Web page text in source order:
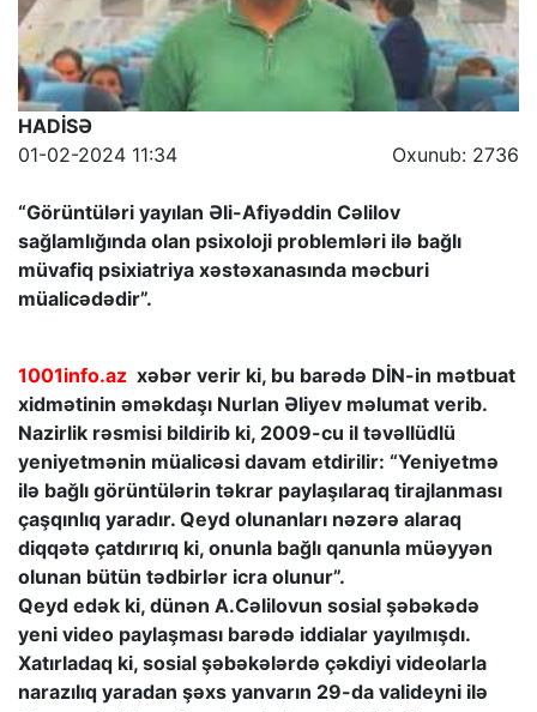
HADİSƏ
Oxunub: 2736
01-02-2024 11:34
“Görüntüləri yayılan Əli-Afiyəddin Cəlilov
sağlamlığında olan psixoloji problemləri ilə bağlı
müvafiq psixiatriya xəstəxanasında məcburi
müalicədədir”.
1001info.az xəbər verir ki, bu barədə DİN-in mətbuat
xidmətinin əməkdaşı Nurlan Əliyev məlumat verib.
Nazirlik rəsmisi bildirib ki, 2009-cu il təvəllüdlü
yeniyetmənin müalicəsi davam etdirilir: “Yeniyetmə
ilə bağlı görüntülərin təkrar paylaşılaraq tirajlanması
çaşqınlıq yaradır. Qeyd olunanları nəzərə alaraq
diqqətə çatdırırıq ki, onunla bağlı qanunla müəyyən
olunan bütün tədbirlər icra olunur”.
Qeyd edək ki, dünən A.Cəlilovun sosial şəbəkədə
yeni video paylaşması barədə iddialar yayılmışdı.
Xatırladaq ki, sosial şəbəkələrdə çəkdiyi videolarla
narazılıq yaradan şəxs yanvarın 29-da valideyni ilə